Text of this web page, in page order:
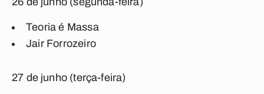
Teoria é Massa
Jair Forrozeiro
27 de junho (terça-feira)